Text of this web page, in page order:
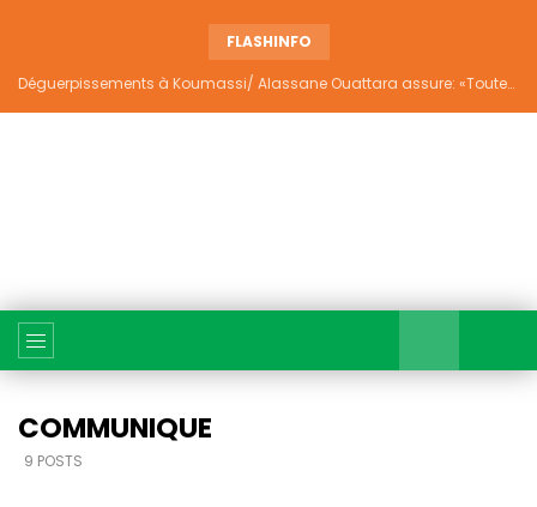
FLASHINFO
Déguerpissements à Koumassi/ Alassane Ouattara assure: «Toutes les responsabilités seront établies et elles donneront lieu aux sanctions prévues par la loi»
COMMUNIQUE
9 POSTS